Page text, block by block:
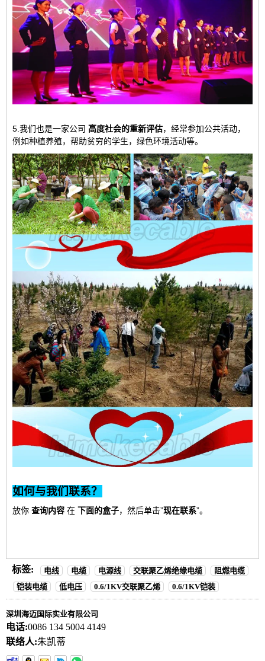
5.我们也是一家公司 高度社会的重新评估，经常参加公共活动，
例如种植养殖，帮助贫穷的学生，绿色环境活动等。
如何与我们联系？
放你 查询内容 在 下面的盒子，然后单击”现在联系”。
标签: 电线 电缆 电源线 交联聚乙烯绝缘电缆
阻燃电缆
铠装电缆
低电压 0.6/1KV交联聚乙烯 0.6/1KV铠装
深圳海迈国际实业有限公司
电话:0086 134 5004 4149
联络人:朱凯蒂